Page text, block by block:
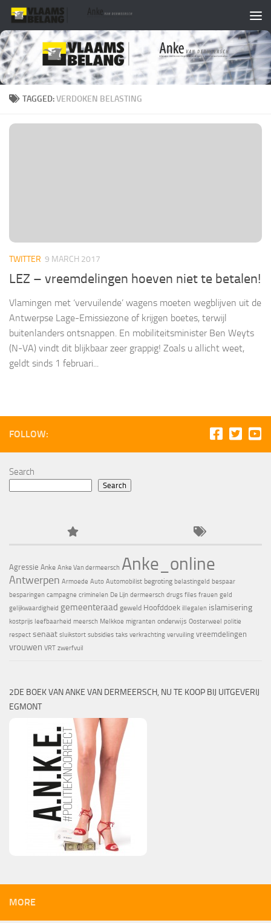
Skip to content
TAGGED:VERDOKEN BELASTING
TWITTER 9 MARCH 2017
LEZ – vreemdelingen hoeven niet te betalen!
Vlamingen met ‘vervuilende’ wagens moeten wegblijven uit de
Antwerpse Lage-Emissiezone of krijgen boetes, terwijl
buitenlanders ontsnappen. En mobiliteitsminister Ben Weyts
(N-VA) vindt dit blijkbaar zeer grappig! Zoals u allicht weet,
geldt sinds 1 februari...
FOLLOW:
Search
Search
Agressie Anke Anke Van dermeersch Anke_online
Antwerpen Armoede Auto Automobilist begroting belastingeld bespaar
besparingen campagne criminelen De Lijn dermeersch drugs files frauen geld
gelijkwaardigheid gemeenteraad geweld Hoofddoek illegalen islamisering
kostprijs leefbaarheid meersch Melkkoe migranten onderwijs Oosterweel politie
respect senaat sluikstort subsidies taks verkrachting vervuiling vreemdelingen
vrouwen VRT zwerfvuil
2DE BOEK VAN ANKE VAN DERMEERSCH, NU TE KOOP BIJ UITGEVERIJ
EGMONT
MORE